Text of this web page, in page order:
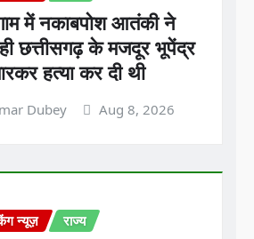
में नकाबपोश आतंकी ने
छत्तीसगढ़ के मजदूर भूपेंद्र
हत्या कर दी थी
Dubey Aug 8, 2026
न्यूज़ राज्य